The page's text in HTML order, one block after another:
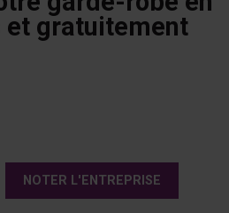
gratuitement
NOTER L'ENTREPRISE